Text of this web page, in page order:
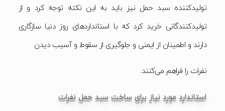
تولیدکننده سبد حمل نیز باید به این نکته توجه کرد و از
تولیدکنندگانی خرید کرد که با استانداردهای روز دنیا سازگاری
دارند و اطمینان از ایمنی و جلوگیری از سقوط و آسیب دیدن
نفرات را فراهم می‌کنند.
استاندارد مورد نیاز برای ساخت سبد حمل نفرات